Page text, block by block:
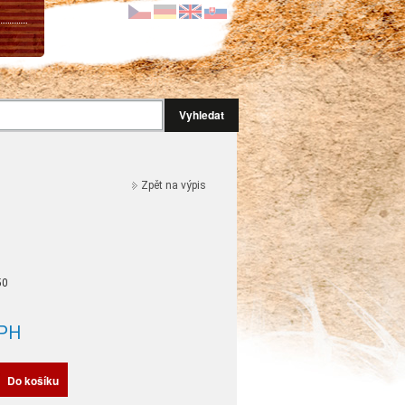
Vyhledat
Zpět na výpis
Do košíku